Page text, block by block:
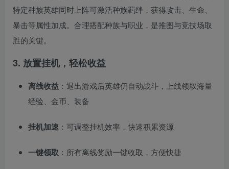
特定种族英雄同时上阵可激活种族羁绊，获得攻击、生命、
暴击等属性加成。合理搭配种族与职业，是推图与竞技场取
胜的关键。
3. 放置挂机，轻松收益
离线收益 ：退出游戏后英雄仍自动战斗，上线领取海量
经验、金币、装备
挂机加速 ：可调整挂机效率，快速积累资源
一键领取 ：所有离线奖励一键收取，方便快捷